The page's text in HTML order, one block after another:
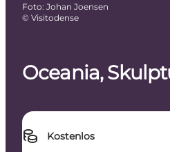
Oceania,
Kostenlos
Foto: Johan Joensen
© Visitodense